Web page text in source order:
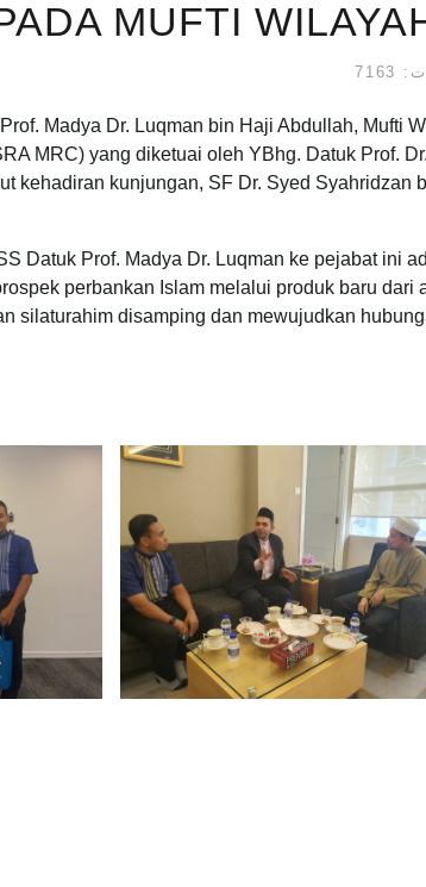
MUFTI
Madya Dr. Luqman bin Haji Abdullah, Mufti
MRC) yang diketuai oleh YBhg. Datuk Prof.
kehadiran kunjungan, SF Dr. Syed Syahridzan
Datuk Prof. Madya Dr. Luqman ke pejabat ini
perbankan Islam melalui produk baru dari
silaturahim disamping dan mewujudkan